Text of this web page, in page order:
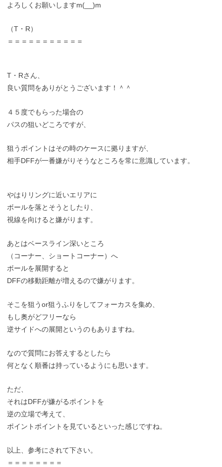
よろしくお願いしますm(__)m
（T・R）
＝＝＝＝＝＝＝＝＝＝＝
T・Rさん、
良い質問をありがとうございます！＾＾
４５度でもらった場合の
パスの狙いどころですが、
狙うポイントはその時のケースに拠りますが、
相手DFFが一番嫌がりそうなところを常に意識しています。
やはりリングに近いエリアに
ボールを落とそうとしたり、
視線を向けると嫌がります。
あとはベースライン深いところ
（コーナー、ショートコーナー）へ
ボールを展開すると
DFFの移動距離が増えるので嫌がります。
そこを狙うor狙うふりをしてフォーカスを集め、
もし奥がどフリーなら
逆サイドへの展開というのもありますね。
なので質問にお答えするとしたら
何となく順番は持っているようにも思います。
ただ、
それはDFFが嫌がるポイントを
逆の立場で考えて、
ポイントポイントを見ているといった感じですね。
以上、参考にされて下さい。
＝＝＝＝＝＝＝＝